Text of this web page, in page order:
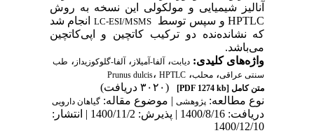
آنالیز شیمیایی و مولکولی این نسخه به روش
HPTLC و سپس توسط
LC-ESI/MSMSانجام شد
که نشانده‌نده دو ترکیب کاتچین و اپی‌کاتچین
می‌باشد.
واژه‌های کلیدی: دیابت،آلفا-آمیلاز ،آلفا-گلوکوزیداز ، طب
سنتی عراقی، محلب، Prunus dulcis،HPTLC
متن کامل [PDF 1274 kb]
(۳۰۲۰ دریافت)
نوع مطالعه: پژوهشی| موضوع مقاله: گياهان دارویی
دریافت: 1400/8/16 | پذیرش: 1400/11/2 | انتشار:
1400/12/10